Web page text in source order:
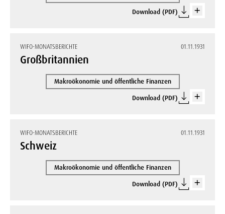
Download (PDF)
WIFO-MONATSBERICHTE 01.11.1931
Großbritannien
Makroökonomie und öffentliche Finanzen
Download (PDF)
WIFO-MONATSBERICHTE 01.11.1931
Schweiz
Makroökonomie und öffentliche Finanzen
Download (PDF)